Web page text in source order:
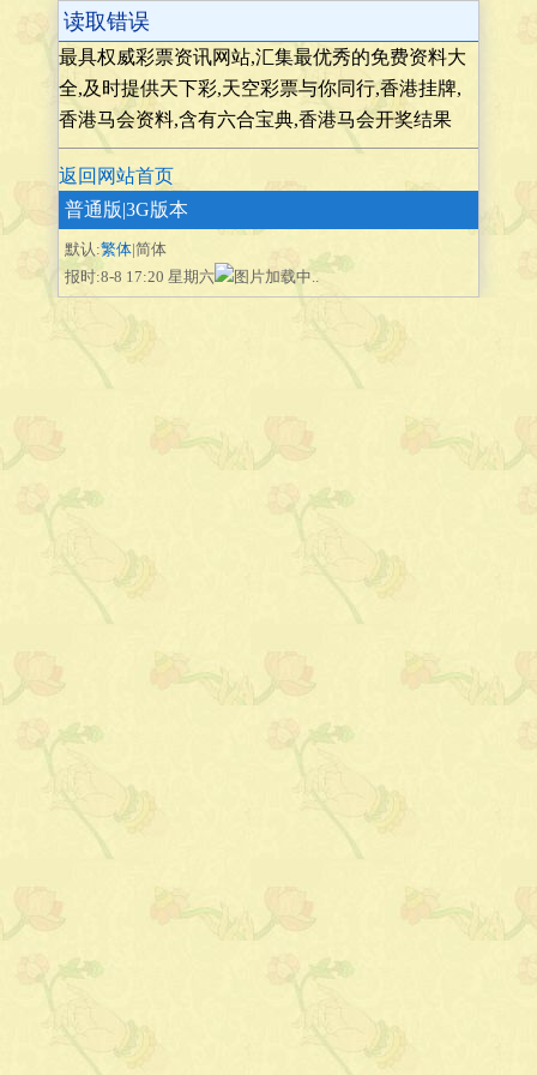
读取错误
最具权威彩票资讯网站,汇集最优秀的免费资料大
全,及时提供天下彩,天空彩票与你同行,香港挂牌,
香港马会资料,含有六合宝典,香港马会开奖结果
返回网站首页
普通版|3G版本
默认:繁体|简体
报时:8-8 17:20 星期六